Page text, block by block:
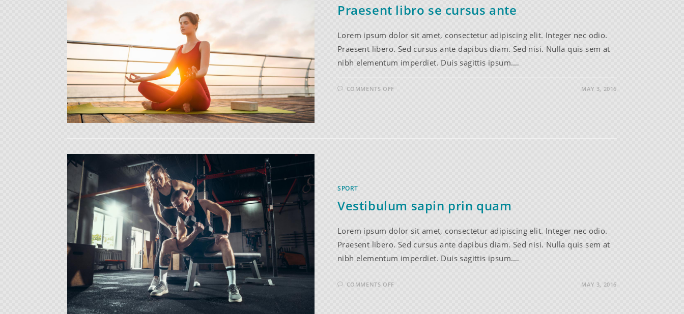
Praesent libro se cursus ante
Lorem ipsum dolor sit amet, consectetur adipiscing elit. Integer nec odio.
Praesent libero. Sed cursus ante dapibus diam. Sed nisi. Nulla quis sem at
nibh elementum imperdiet. Duis sagittis ipsum.…
COMMENTS OFF MAY 3, 2016
SPORT
Vestibulum sapin prin quam
Lorem ipsum dolor sit amet, consectetur adipiscing elit. Integer nec odio.
Praesent libero. Sed cursus ante dapibus diam. Sed nisi. Nulla quis sem at
nibh elementum imperdiet. Duis sagittis ipsum.…
COMMENTS OFF MAY 3, 2016